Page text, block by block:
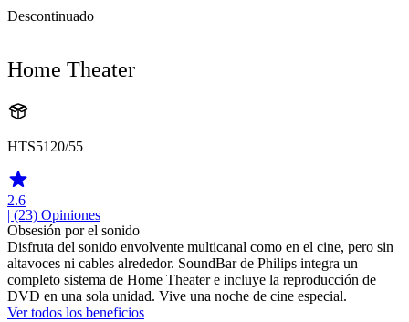
Descontinuado
Home Theater
HTS5120/55
2.6
| (23) Opiniones
Obsesión por el sonido
Disfruta del sonido envolvente multicanal como en el cine, pero sin
altavoces ni cables alrededor. SoundBar de Philips integra un
completo sistema de Home Theater e incluye la reproducción de
DVD en una sola unidad. Vive una noche de cine especial.
Ver todos los beneficios